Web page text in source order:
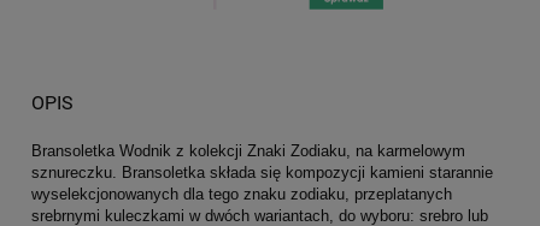
OPIS
Bransoletka Wodnik z kolekcji Znaki Zodiaku, na karmelowym
sznureczku. Bransoletka składa się kompozycji kamieni starannie
wyselekcjonowanych dla tego znaku zodiaku, przeplatanych
srebrnymi kuleczkami w dwóch wariantach, do wyboru: srebro lub